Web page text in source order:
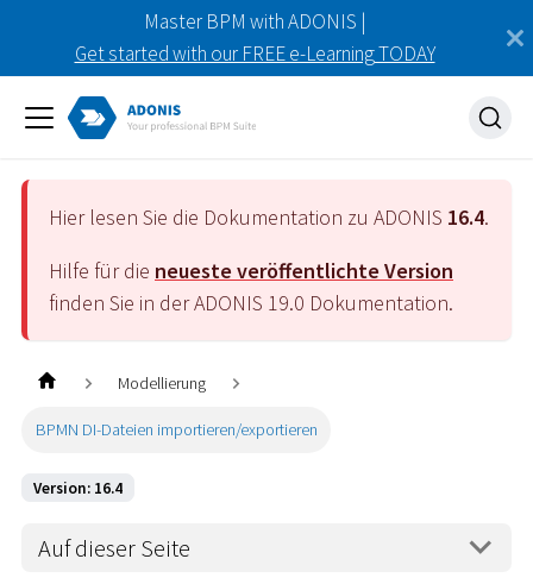
Master BPM with ADONIS |
Get started with our FREE e-Learning TODAY
Hier lesen Sie die Dokumentation zu ADONIS 16.4.
Hilfe für die neueste veröffentlichte Version
finden Sie in der ADONIS 19.0 Dokumentation.
Modellierung
BPMN DI-Dateien importieren/exportieren
Version: 16.4
Auf dieser Seite